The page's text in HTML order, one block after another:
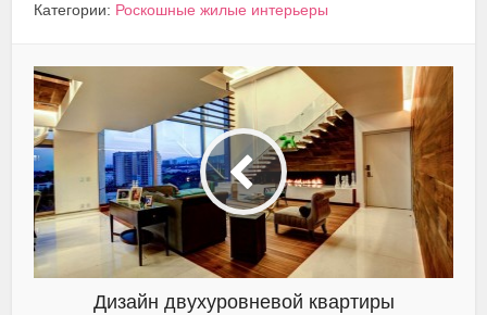
Категории: Роскошные жилые интерьеры
Дизайн двухуровневой квартиры